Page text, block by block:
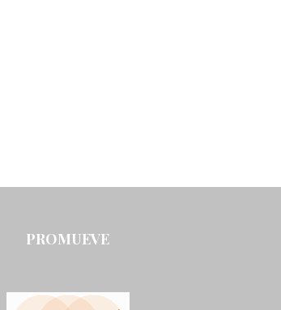
PROMUEVE